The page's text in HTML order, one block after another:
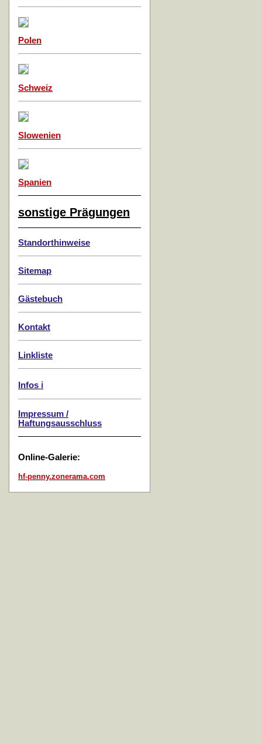
Polen
Schweiz
Slowenien
Spanien
sonstige Prägungen
Standorthinweise
Sitemap
Gästebuch
Kontakt
Linkliste
Infos ℹ️
Impressum /
Haftungsausschluss
Online-Galerie:
hf-penny.zonerama.com